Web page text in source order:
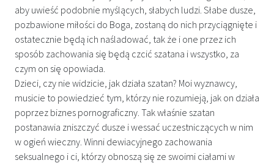
aby uwieść podobnie myślących, słabych ludzi. Słabe dusze,
pozbawione miłości do Boga, zostaną do nich przyciągnięte i
ostatecznie będą ich naśladować, tak że i one przez ich
sposób zachowania się będą czcić szatana i wszystko, za
czym on się opowiada.
Dzieci, czy nie widzicie, jak działa szatan? Moi wyznawcy,
musicie to powiedzieć tym, którzy nie rozumieją, jak on działa
poprzez biznes pornograficzny. Tak właśnie szatan
postanawia zniszczyć dusze i wessać uczestniczących w nim
w ogień wieczny. Winni dewiacyjnego zachowania
seksualnego i ci, którzy obnoszą się ze swoimi ciałami w